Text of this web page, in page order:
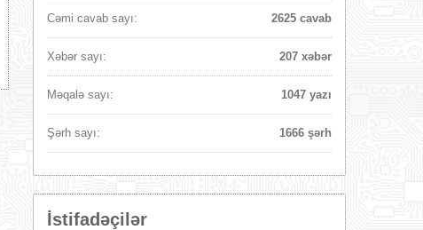
Cəmi cavab sayı: 2625 cavab
Xəbər sayı: 207 xəbər
Məqalə sayı: 1047 yazı
Şərh sayı: 1666 şərh
İstifadəçilər